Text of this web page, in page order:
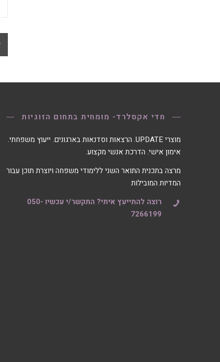
חדי אקסלרד- מומחית בתחום הזוגיות
מוצרי UPDATE. הרצאות וסדנאות בארגונים. ייעוץ משפחתי.
אימון אישי. הדרכת אנשי מקצוע.
מרצה בתכנית התואר השני ללימודי משפחה ויוצרת תוכן עבור
המדיות המובילות
רוצה להתייעץ איתי? התקשר/י עכשיו 050-
7266199